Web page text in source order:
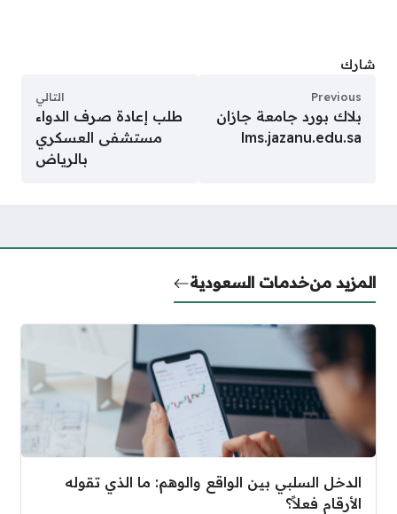
شارك
Previous
بلاك بورد جامعة جازان
lms.jazanu.edu.sa
التالي
طلب إعادة صرف الدواء
مستشفى العسكري
بالرياض
المزيد منخدمات السعودية
الدخل السلبي بين الواقع والوهم: ما الذي تقوله
الأرقام فعلاً؟